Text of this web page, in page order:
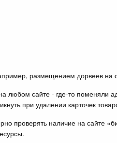
размещением дорвеев на
любом сайте - где-то поменяли
при удалении карточек
проверять наличие на сайте